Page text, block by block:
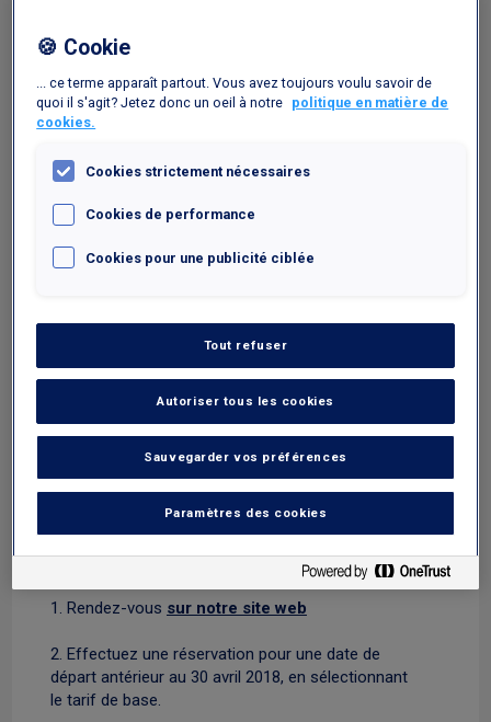
-50% au P1 VIP
alléchant ? C’est ce que nous vous proposons
avec notre promotion temporaire : pour un départ
jusqu’au 30 avril 2018, si vous réservez en ligne
votre emplacement au parking P1 VIP de Brussels
réduction de 50% sur le tarif de base.
Comment en profiter ? Voici la démarche à suivre,
étape par étape :
1. Rendez-vous sur notre site web
2. Effectuez une réservation pour une date de
départ antérieur au 30 avril 2018, en sélectionnant
le tarif de base.
🍪 Cookie
... ce terme apparaît partout. Vous avez toujours voulu savoir de
quoi il s'agit? Jetez donc un oeil à notre politique en matière de
cookies.
Cookies strictement nécessaires
Cookies de performance
Cookies pour une publicité ciblée
Tout refuser
Autoriser tous les cookies
Sauvegarder vos préférences
Paramètres des cookies